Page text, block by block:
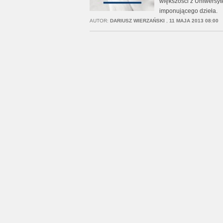
imponującego dzieła.
AUTOR: DARIUSZ WIERZAŃSKI 11 MAJA 2013 08:00